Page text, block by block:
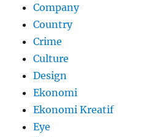
Company
Country
Crime
Culture
Design
Ekonomi
Ekonomi Kreatif
Eye